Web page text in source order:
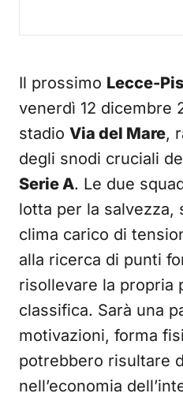
Il prossimo Lecce-
venerdì 12 dicembre
stadio Via del Mare,
degli snodi cruciali
Serie A. Le due
lotta per la salvezza,
clima carico di
alla ricerca di punti
risollevare la propria
classifica. Sarà una
motivazioni, forma
potrebbero risultare
nell’economia